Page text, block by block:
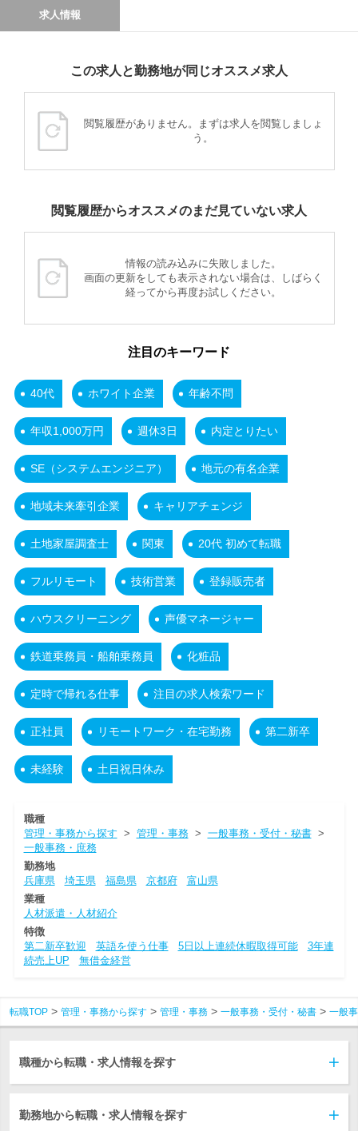
求人情報
この求人と勤務地が同じオススメ求人
閲覧履歴がありません。まずは求人を閲覧しましょ
う。
閲覧履歴からオススメのまだ見ていない求人
情報の読み込みに失敗しました。
画面の更新をしても表示されない場合は、しばらく
経ってから再度お試しください。
注目のキーワード
40代 ホワイト企業 年齢不問
年収1,000万円 週休3日 内定とりたい
SE（システムエンジニア） 地元の有名企業
地域未来牽引企業 キャリアチェンジ
土地家屋調査士 関東 20代 初めて転職
フルリモート 技術営業 登録販売者
ハウスクリーニング 声優マネージャー
鉄道乗務員・船舶乗務員 化粧品
定時で帰れる仕事 注目の求人検索ワード
正社員 リモートワーク・在宅勤務 第二新卒
未経験 土日祝日休み
職種
管理・事務から探す > 管理・事務> 一般事務・受付・秘書>
一般事務・庶務
勤務地
兵庫県
埼玉県 福島県 京都府
富山県
業種
人材派遣・人材紹介
特徴
第二新卒歓迎
英語を使う仕事 5日以上連続休暇取得可能
3年連
続売上UP
無借金経営
転職TOP 管理・事務から探す 管理・事務 一般事務・受付・秘書 一般
職種から転職・求人情報を探す
勤務地から転職・求人情報を探す